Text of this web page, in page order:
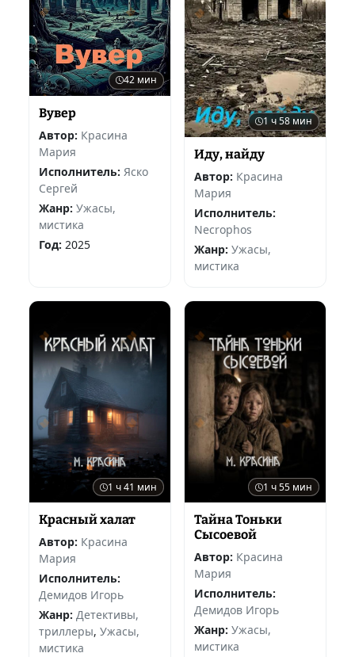
42 мин
Вувер
Автор: Красина
Мария
Исполнитель: Яско
Сергей
Жанр: Ужасы,
мистика
Год: 2025
1 ч 58 мин
Иду, найду
Автор: Красина
Мария
Исполнитель:
Necrophos
Жанр: Ужасы,
мистика
1 ч 41 мин
Красный халат
Автор: Красина
Мария
Исполнитель:
Демидов Игорь
Жанр: Детективы,
триллеры, Ужасы,
мистика
1 ч 55 мин
Тайна Тоньки
Сысоевой
Автор: Красина
Мария
Исполнитель:
Демидов Игорь
Жанр: Ужасы,
мистика